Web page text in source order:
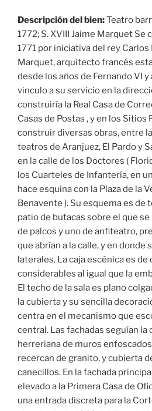
Descripción del bien:Teatro
1772; S. XVIII Jaime Marquet
1771 por iniciativa del rey Carlos
Marquet, arquitecto francés
desde los años de Fernando VI
vinculo a su servicio en la
construiría la Real Casa de
Casas de Postas , y en los Sitios
construir diversas obras, entre
teatros de Aranjuez, El Pardo y
en la calle de los Doctores (
los Cuarteles de Infantería, en
hace esquina con la Plaza de la
Benavente ). Su esquema es de
patio de butacas sobre el que
de palcos y uno de anfiteatro,
que abrían a la calle, y en donde
laterales. La caja escénica es
considerables al igual que la
El techo de la sala es plano
la cubierta y su sencilla
centra en el mecanismo que
central. Las fachadas seguían la
herreriana de muros
recercan de granito, y cubierta
canecillos. En la fachada
elevado a la Primera Casa de
una entrada discreta para la